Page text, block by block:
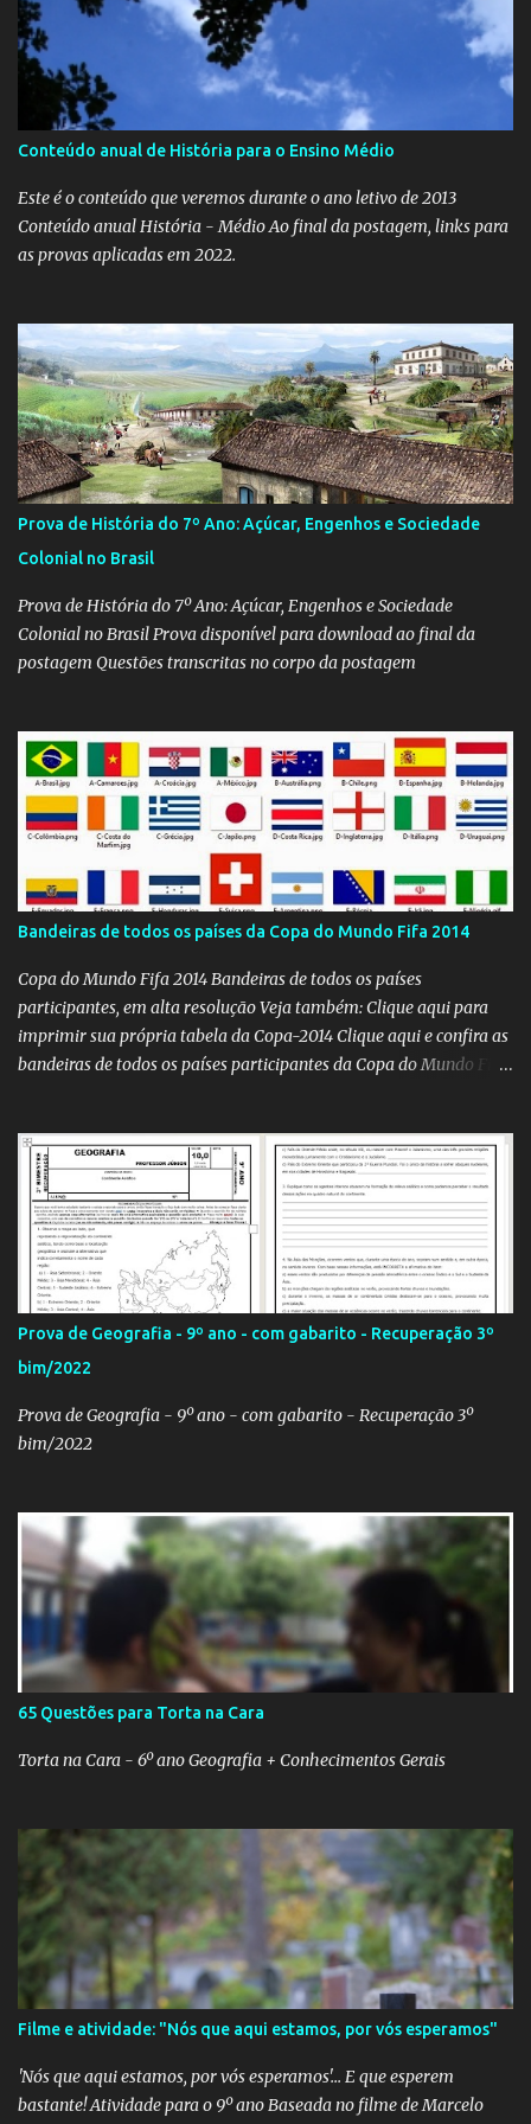
Conteúdo anual de História para o Ensino Médio
Este é o conteúdo que veremos durante o ano letivo de 2013
Conteúdo anual História - Médio Ao final da postagem, links para
as provas aplicadas em 2022.
Prova de História do 7º Ano: Açúcar, Engenhos e Sociedade
Colonial no Brasil
Prova de História do 7º Ano: Açúcar, Engenhos e Sociedade
Colonial no Brasil Prova disponível para download ao final da
postagem Questões transcritas no corpo da postagem
Bandeiras de todos os países da Copa do Mundo Fifa 2014
Copa do Mundo Fifa 2014 Bandeiras de todos os países
participantes, em alta resolução Veja também: Clique aqui para
imprimir sua própria tabela da Copa-2014 Clique aqui e confira as
bandeiras de todos os países participantes da Copa do Mundo Fifa
Com um evento como a Copa do Mundo ocorrendo no Brasil,
independentemente se você seja do time 'Viva Copa' ou do time
'Não vai ter Copa', uma hora ou outra acaba precisando das
bandeiras dos países que participarão do evento (para exaltá-los
ou para estraçalhá-los). Principalmente se você for aluno ou
professor! Provavelmente sua escola fará alguma atividade
relacionada ao assunto. Aí, precisa correr para o Google Imagens,
achar a bandeira correta, com a resolução adequada... a maior
função. Eu sei porque já precisei fazer isso. Como deixei os
arquivos armazenados em cas...
Prova de Geografia - 9º ano - com gabarito - Recuperação 3º
bim/2022
Prova de Geografia - 9º ano - com gabarito - Recuperação 3º
bim/2022
65 Questões para Torta na Cara
Torta na Cara - 6º ano Geografia + Conhecimentos Gerais
Filme e atividade: "Nós que aqui estamos, por vós esperamos"
'Nós que aqui estamos, por vós esperamos'... E que esperem
bastante! Atividade para o 9º ano Baseada no filme de Marcelo